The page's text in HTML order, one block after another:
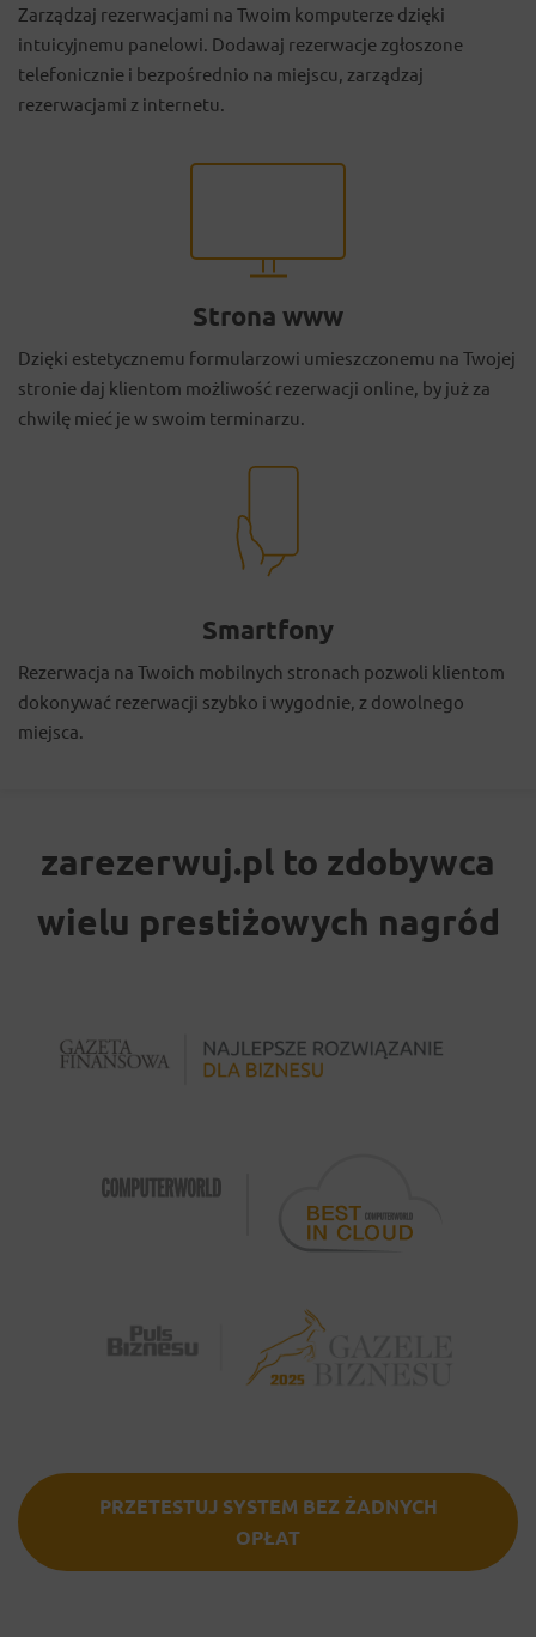
Zarządzaj rezerwacjami na Twoim komputerze dzięki
intuicyjnemu panelowi. Dodawaj rezerwacje zgłoszone
telefonicznie i bezpośrednio na miejscu, zarządzaj
rezerwacjami z internetu.
Strona www
Dzięki estetycznemu formularzowi umieszczonemu na Twojej
stronie daj klientom możliwość rezerwacji online, by już za
chwilę mieć je w swoim terminarzu.
Smartfony
Rezerwacja na Twoich mobilnych stronach pozwoli klientom
dokonywać rezerwacji szybko i wygodnie, z dowolnego
miejsca.
zarezerwuj.pl to zdobywca
wielu prestiżowych nagród
PRZETESTUJ SYSTEM BEZ ŻADNYCH
OPŁAT